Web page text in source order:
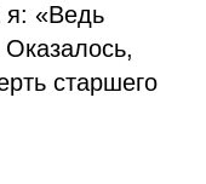
«Ведь
старшего